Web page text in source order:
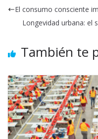
El consumo consciente
Longevidad urbana: el
También te